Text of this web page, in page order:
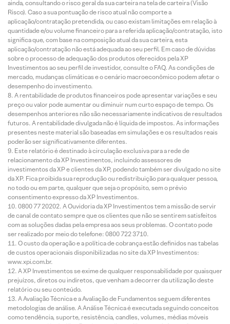
ainda, consultando o risco geral da sua carteira na tela de carteira (Visão
Risco). Caso a sua pontuação de risco atual não comporte a
aplicação/contratação pretendida, ou caso existam limitações em relação à
quantidade e/ou volume financeiro para a referida aplicação/contratação, isto
significa que, com base na composição atual da sua carteira, esta
aplicação/contratação não está adequada ao seu perfil. Em caso de dúvidas
sobre o processo de adequação dos produtos oferecidos pela XP
Investimentos ao seu perfil de investidor, consulte o FAQ. As condições de
mercado, mudanças climáticas e o cenário macroeconômico podem afetar o
desempenho do investimento.
A rentabilidade de produtos financeiros pode apresentar variações e seu
preço ou valor pode aumentar ou diminuir num curto espaço de tempo. Os
desempenhos anteriores não são necessariamente indicativos de resultados
futuros. A rentabilidade divulgada não é líquida de impostos. As informações
presentes neste material são baseadas em simulações e os resultados reais
poderão ser significativamente diferentes.
Este relatório é destinado à circulação exclusiva para a rede de
relacionamento da XP Investimentos, incluindo assessores de
investimentos da XP e clientes da XP, podendo também ser divulgado no site
da XP. Fica proibida sua reprodução ou redistribuição para qualquer pessoa,
no todo ou em parte, qualquer que seja o propósito, sem o prévio
consentimento expresso da XP Investimentos.
0800 77 20202. A Ouvidoria da XP Investimentos tem a missão de servir
de canal de contato sempre que os clientes que não se sentirem satisfeitos
com as soluções dadas pela empresa aos seus problemas. O contato pode
ser realizado por meio do telefone: 0800 722 3710.
O custo da operação e a política de cobrança estão definidos nas tabelas
de custos operacionais disponibilizadas no site da XP Investimentos:
www.xpi.com.br.
A XP Investimentos se exime de qualquer responsabilidade por quaisquer
prejuízos, diretos ou indiretos, que venham a decorrer da utilização deste
relatório ou seu conteúdo.
A Avaliação Técnica e a Avaliação de Fundamentos seguem diferentes
metodologias de análise. A Análise Técnica é executada seguindo conceitos
como tendência, suporte, resistência, candles, volumes, médias móveis